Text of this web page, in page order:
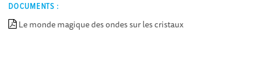
DOCUMENTS :
Le monde magique des ondes sur les cristaux